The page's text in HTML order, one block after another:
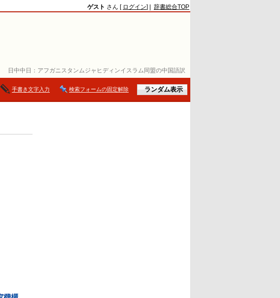
日中中日： アフガニスタンムジャヒディンイスラム同盟の中国語訳
ゲスト さん [ ログイン] | 辞書総合TOP
手書き文字入力 検索フォームの固定解除